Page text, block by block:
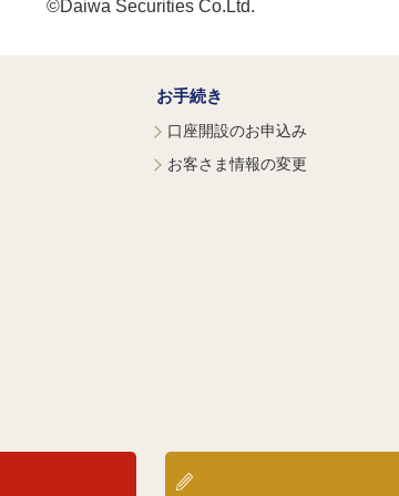
©Daiwa Securities Co.Ltd.
お手続き
口座開設のお申込み
お客さま情報の変更